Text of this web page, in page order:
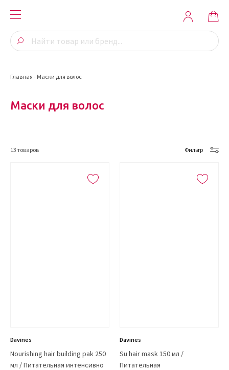
Главная - Маски для волос
Маски для волос
13 товаров Фильтр
Davines
Nourishing hair building pak 250
мл / Питательная интенсивно
Davines
Su hair mask 150 мл /
Питательная